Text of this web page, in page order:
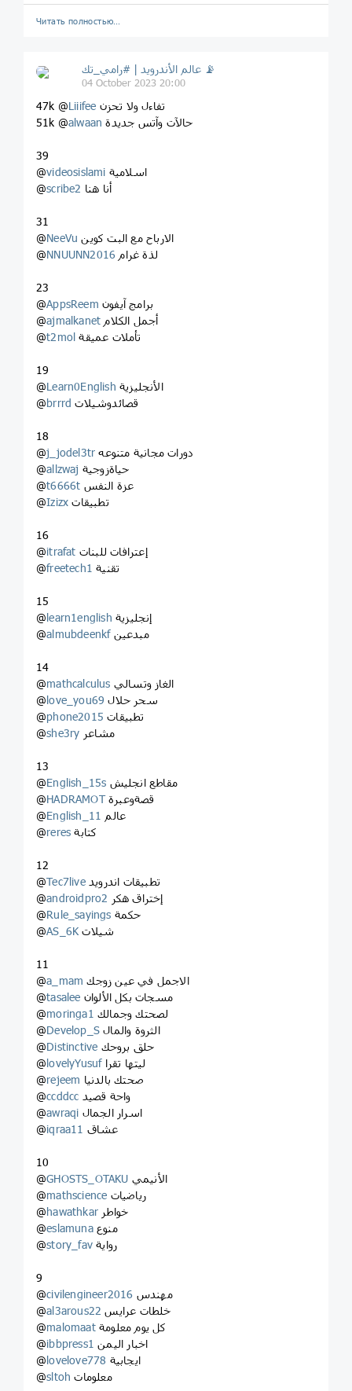
Читать полностью…
عالم الأندرويد | #رامي_تك 📡
04 October 2023 20:00
47k @Liiifee تفاءل ولا تحزن
51k @alwaan حالآت وآتس جديدة
39
@videosislami اسلامية
@scribe2 أنا هنا
31
@NeeVu الارباح مع البت كوين
@NNUUNN2016 لذة غرام
23
@AppsReem برامج آيفون
@ajmalkanet أجمل الكلام
@t2mol تأملات عميقة
19
@Learn0English الأنجليزية
@brrrd قصائدوشيلات
18
@j_jodel3tr دورات مجانية متنوعه
@allzwaj حياةزوجية
@t6666t عزة النفس
@Izizx تطبيقات
16
@itrafat إعترافات للبنات
@freetech1 تقنية
15
@learn1english إنجليزية
@almubdeenkf مبدعين
14
@mathcalculus الغاز وتسالي
@love_you69 سحر حلال
@phone2015 تطبيقات
@she3ry مشاعر
13
@English_15s مقاطع انجليش
@HADRAMOT قصةوعبرة
@English_11 عالم
@reres كتابة
12
@Tec7live تطبيقات اندرويد
@androidpro2 إختراق هكر
@Rule_sayings حكمة
@AS_6K شيلات
11
@a_mam الاجمل في عين زوجك
@tasalee مسجات بكل الألوان
@moringa1 لصحتك وجمالك
@Develop_S الثروة والمال
@Distinctive حلق بروحك
@lovelyYusuf ليتها تقرا
@rejeem صحتك بالدنيا
@ccddcc واحة قصيد
@awraqi اسرار الجمال
@iqraa11 عشاق
10
@GHOSTS_OTAKU الأنيمي
@mathscience رياضيات
@hawathkar خواطر
@eslamuna منوع
@story_fav رواية
9
@civilengineer2016 مهندس
@al3arous22 خلطات عرايس
@malomaat كل يوم معلومة
@ibbpress1 اخبار اليمن
@lovelove778 ايجابية
@sltoh معلومات